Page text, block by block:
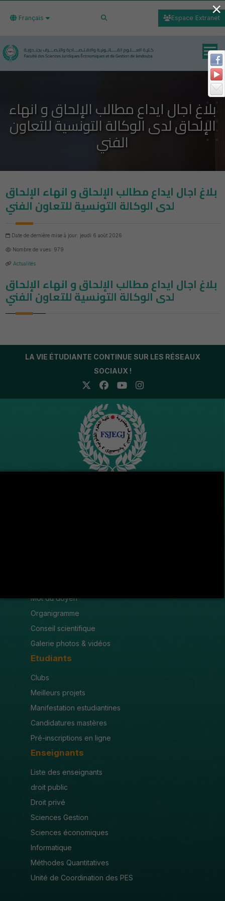
Français Espace Extranet
بلاغ اجال ايداع مطالب الإلحاق و انهاء
الإلحاق لدى الوكالة التونسية للتعاون
الفني
بلاغ اجال ايداع مطالب الإلحاق و انهاء الإلحاق
لدى الوكالة التونسية للتعاون الفني
Date de dernière mise à jour: jeudi 6 août 2026
Nombre de vues: 979
Actualités
بلاغ اجال ايداع مطالب الإلحاق و انهاء الإلحاق
LA VIE ÉTUDIANTE CONTINUE SUR LES RÉSEAUX
SOCIAUX !
Mot du doyen
Organigramme
Conseil scientifique
Galerie photos & vidéos
Etudiants
Clubs
Meilleurs projets
Manifestation estudiantines
Candidatures mastères
Pré-inscriptions en ligne
Enseignants
Liste des enseignants
droit public
Droit privé
Sciences Gestion
Sciences économiques
Informatique
Méthodes Quantitatives
Unité de Coordination des PES
×